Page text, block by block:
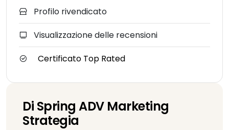
Profilo rivendicato
Visualizzazione delle recensioni
Certificato Top Rated
Di Spring ADV Marketing
Strategia